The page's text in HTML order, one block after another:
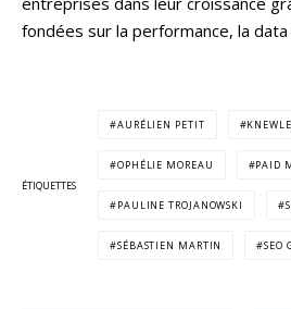
fondées sur la performance, la data
ÉTIQUETTES
AURÉLIEN PETIT
OPHÉLIE MOREAU PAID
PAULINE TROJANOWSKI
SÉBASTIEN MARTIN SEO